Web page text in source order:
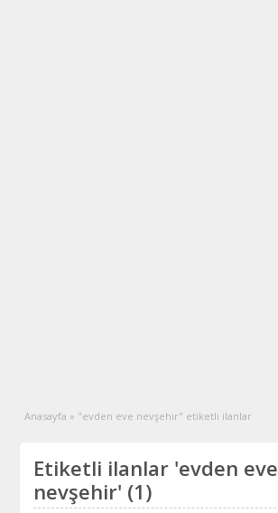
Anasayfa » "evden eve nevşehir" etiketli ilanlar
Etiketli ilanlar 'evden eve
nevşehir' (1)